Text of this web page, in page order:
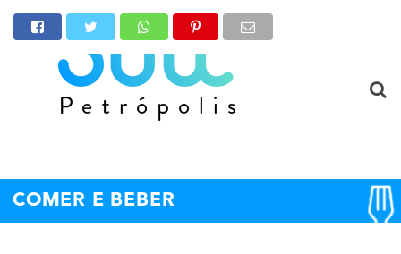
COMER E BEBER